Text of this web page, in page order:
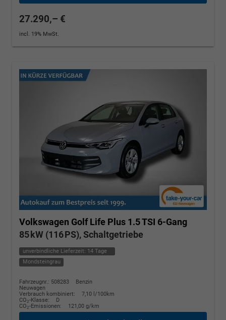
27.290,– €
incl. 19% MwSt.
Volkswagen Golf Life Plus 1.5 TSI 6-Gang
85 kW (116 PS), Schaltgetriebe
unverbindliche Lieferzeit: 14 Tage
Mondsteingrau
Fahrzeugnr.: 508283
Benzin
Neuwagen
Verbrauch kombiniert:
7,10 l/100km
CO2-Klasse:
D
CO2-Emissionen: 121,00 g/km